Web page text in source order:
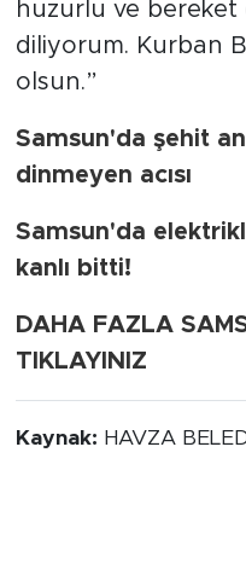
huzurlu ve
diliyorum. Kurban
olsun.”
Samsun'da şehit
dinmeyen acısı
Samsun'da
kanlı bitti!
DAHA FAZLA
TIKLAYINIZ
Kaynak: HAVZA